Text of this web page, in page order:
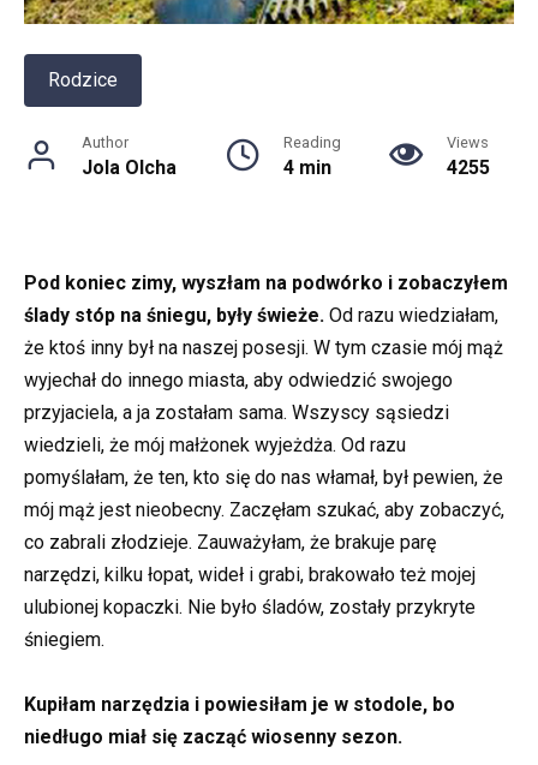
Rodzice
Author
Jola Olcha
Reading
4 min
Views
4255
Pod koniec zimy, wyszłam na podwórko i zobaczyłem
ślady stóp na śniegu, były świeże. Od razu wiedziałam,
że ktoś inny był na naszej posesji. W tym czasie mój mąż
wyjechał do innego miasta, aby odwiedzić swojego
przyjaciela, a ja zostałam sama. Wszyscy sąsiedzi
wiedzieli, że mój małżonek wyjeżdża. Od razu
pomyślałam, że ten, kto się do nas włamał, był pewien, że
mój mąż jest nieobecny. Zaczęłam szukać, aby zobaczyć,
co zabrali złodzieje. Zauważyłam, że brakuje parę
narzędzi, kilku łopat, wideł i grabi, brakowało też mojej
ulubionej kopaczki. Nie było śladów, zostały przykryte
śniegiem.
Kupiłam narzędzia i powiesiłam je w stodole, bo
niedługo miał się zacząć wiosenny sezon.